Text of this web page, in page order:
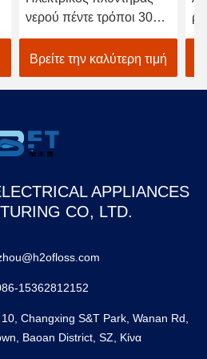
νερού πέντε τρόποι 300
ml καθαρισμός δοντιών
από δεξαμενή νερού
Βρείτε την καλύτερη τιμή
APPLIANCES
CO, LTD.
15362812152
Changxing S&T Park, Wanan Rd,
Baoan District, SZ, Κίνα